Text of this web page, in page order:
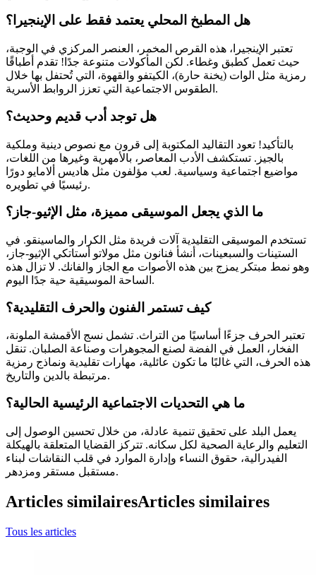
هل المطبخ المحلي يعتمد فقط على الإينجيرا؟
تعتبر الإينجيرا، هذه القرص المخمر، العنصر المركزي في الوجبة،
حيث تعمل كطبق وغطاء. لكن المأكولات متنوعة جدًا! تقدم أطباقًا
رمزية مثل الوات (يخنة حارة)، الكيتفو والقهوة، التي تُحتفل بها خلال
الطقوس الاجتماعية التي تعزز الروابط الأسرية.
هل توجد أدب قديم وحديث؟
بالتأكيد! تعود التقاليد المكتوبة إلى قرون مع نصوص دينية وملكية
بالجيز. تستكشف الأدب المعاصر، بالأمهرية وغيرها من اللغات،
مواضيع اجتماعية وسياسية. لعب مؤلفون مثل هاديس ألامايو دورًا
رئيسيًا في تطويره.
ما الذي يجعل الموسيقى مميزة، مثل الإثيو-جاز؟
تستخدم الموسيقى التقليدية آلات فريدة مثل الكرار والماسينقو. في
الستينات والسبعينات، أنشأ فنانون مثل مولاتو أستاتكي الإثيو-جاز،
وهو نمط مبتكر يمزج بين هذه الأصوات مع الجاز والفانك. لا تزال هذه
الساحة الموسيقية حية جدًا اليوم.
كيف تستمر الفنون والحرف التقليدية؟
تعتبر الحرف جزءًا أساسيًا من التراث. تشمل نسج الأقمشة الملونة،
الفخار، العمل في الفضة لصنع المجوهرات وصناعة الصلبان. تنقل
هذه الحرف، التي غالبًا ما تكون عائلية، مهارات تقليدية ونماذج رمزية
مرتبطة بالدين والتاريخ.
ما هي التحديات الاجتماعية الرئيسية الحالية؟
يعمل البلد على تحقيق تنمية عادلة، من خلال تحسين الوصول إلى
التعليم والرعاية الصحية لكل سكانه. تتركز القضايا المتعلقة بالهيكلة
الفيدرالية، حقوق النساء وإدارة الموارد في قلب النقاشات لبناء
مستقبل مستقر ومزدهر.
Articles similairesArticles similaires
Tous les articles